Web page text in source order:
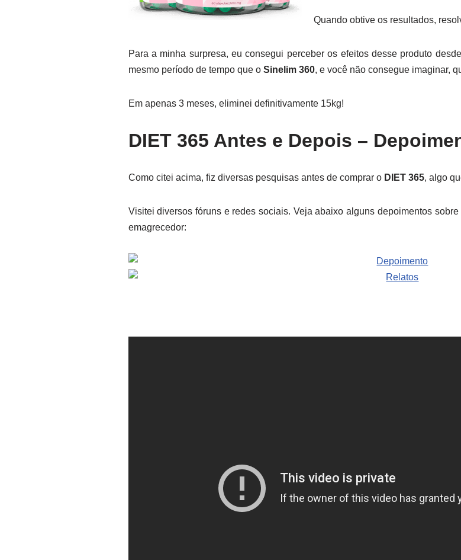
Quando obtive os resultados,
Para a minha surpresa, eu consegui perceber os efeitos desse produto
mesmo período de tempo que o Sinelim 360, e você não consegue imaginar,
Em apenas 3 meses, eliminei definitivamente 15kg!
DIET 365 Antes e Depois –
Como citei acima, fiz diversas pesquisas antes de comprar o DIET 365, algo
Visitei diversos fóruns e redes sociais. Veja abaixo alguns depoimentos
emagrecedor: